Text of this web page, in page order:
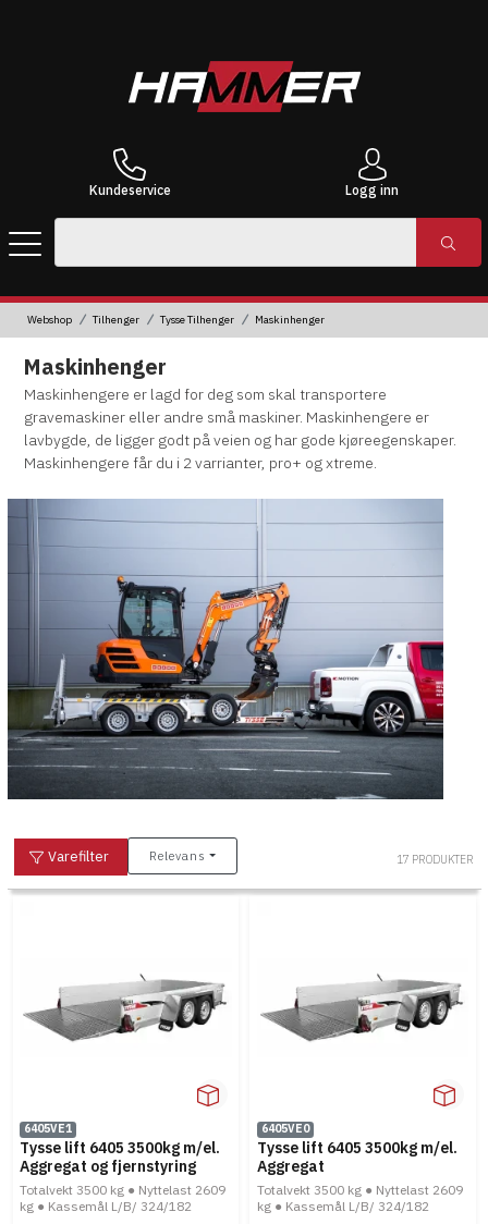
Kundeservice Logg inn
Webshop Tilhenger Tysse Tilhenger Maskinhenger
Maskinhenger
Maskinhengere er lagd for deg som skal transportere
gravemaskiner eller andre små maskiner. Maskinhengere er
lavbygde, de ligger godt på veien og har gode kjøreegenskaper.
Maskinhengere får du i 2 varrianter, pro+ og xtreme.
Varefilter Relevans 17 PRODUKTER
6405VE1
Tysse lift 6405 3500kg m/el.
Aggregat og fjernstyring
Totalvekt 3500 kg ● Nyttelast 2609
kg ● Kassemål L/B/ 324/182
6405VE0
Tysse lift 6405 3500kg m/el.
Aggregat
Totalvekt 3500 kg ● Nyttelast 2609
kg ● Kassemål L/B/ 324/182